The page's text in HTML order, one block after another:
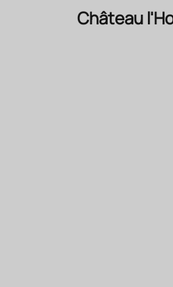
Château